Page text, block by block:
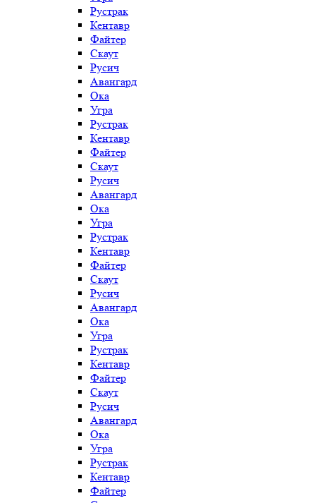
Рустрак
Кентавр
Файтер
Скаут
Русич
Авангард
Ока
Угра
Рустрак
Кентавр
Файтер
Скаут
Русич
Авангард
Ока
Угра
Рустрак
Кентавр
Файтер
Скаут
Русич
Авангард
Ока
Угра
Рустрак
Кентавр
Файтер
Скаут
Русич
Авангард
Ока
Угра
Рустрак
Кентавр
Файтер